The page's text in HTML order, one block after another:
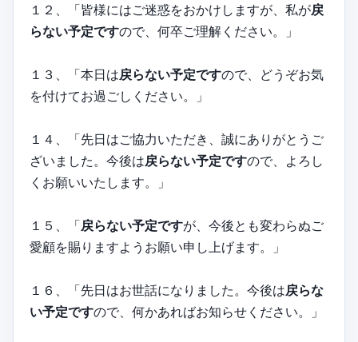
１２、「皆様にはご迷惑をおかけしますが、私が戻
らない予定ですので、何卒ご理解ください。」
１３、「本日は戻らない予定ですので、どうぞお気
を付けてお過ごしください。」
１４、「先日はご協力いただき、誠にありがとうご
ざいました。今後は戻らない予定ですので、よろし
くお願いいたします。」
１５、「戻らない予定ですが、今後とも変わらぬご
愛顧を賜りますようお願い申し上げます。」
１６、「先日はお世話になりました。今後は戻らな
い予定ですので、何かあればお知らせください。」